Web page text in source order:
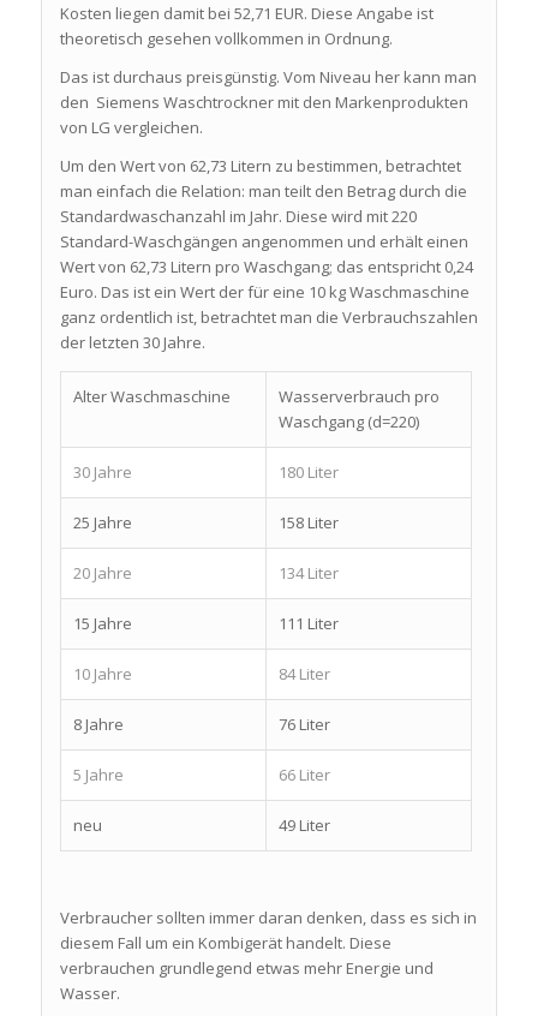
Kosten liegen damit bei 52,71 EUR. Diese Angabe ist
theoretisch gesehen vollkommen in Ordnung.
Das ist durchaus preisgünstig. Vom Niveau her kann man
den Siemens Waschtrockner mit den Markenprodukten
von LG vergleichen.
Um den Wert von 62,73 Litern zu bestimmen, betrachtet
man einfach die Relation: man teilt den Betrag durch die
Standardwaschanzahl im Jahr. Diese wird mit 220
Standard-Waschgängen angenommen und erhält einen
Wert von 62,73 Litern pro Waschgang; das entspricht 0,24
Euro. Das ist ein Wert der für eine 10 kg Waschmaschine
ganz ordentlich ist, betrachtet man die Verbrauchszahlen
der letzten 30 Jahre.
Alter Waschmaschine
Wasserverbrauch pro
Waschgang (d=220)
30 Jahre 180 Liter
25 Jahre 158 Liter
20 Jahre 134 Liter
15 Jahre 111 Liter
10 Jahre 84 Liter
8 Jahre 76 Liter
5 Jahre 66 Liter
neu 49 Liter
Verbraucher sollten immer daran denken, dass es sich in
diesem Fall um ein Kombigerät handelt. Diese
verbrauchen grundlegend etwas mehr Energie und
Wasser.